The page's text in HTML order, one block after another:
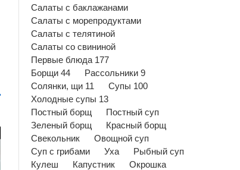
Салаты с баклажанами
Салаты с морепродуктами
Салаты с телятиной
Салаты со свининой
Первые блюда 177
Борщи 44
Рассольники 9
Солянки, щи 11
Супы 100
Холодные супы 13
Постный борщ
Постный суп
Зеленый борщ
Красный борщ
Свекольник
Овощной суп
Суп с грибами
Уха
Рыбный суп
Кулеш
Капустник
Окрошка